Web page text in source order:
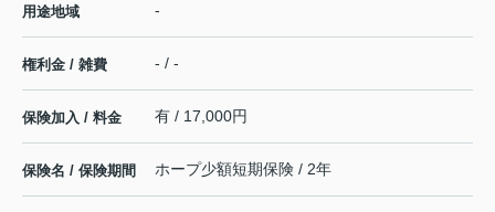
用途地域 -
権利金 / 雑費 - / -
保険加入 / 料金 有 / 17,000円
保険名 / 保険期間 ホープ少額短期保険 / 2年